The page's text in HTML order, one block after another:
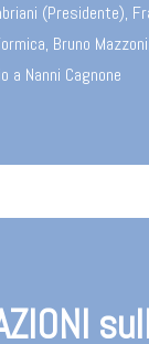
(Presidente),
Bruno
a Nanni Cagnone